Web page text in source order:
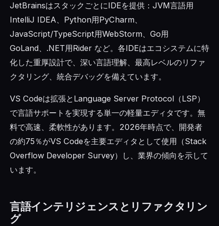
JetBrainsはスタックごとにIDEを提供：JVM言語用
IntelliJ IDEA、Python用PyCharm、
JavaScript/TypeScript用WebStorm、Go用
GoLand、.NET用Rider など。各IDEはエコシステムに特
化した重厚設計で、深い言語理解、最高レベルのリファ
クタリング、統合デバッグを備えています。
VS Codeは拡張とLanguage Server Protocol（LSP）
で言語サポートを実現する単一の軽量エディタです。無
料で高速、柔軟性があります。2026年時点で、開発者
の約75％がVS Codeを主要エディタとして使用（Stack
Overflow Developer Survey）し、業界の傾向を示して
います。
言語インテリジェンスとリファクタリン
グ